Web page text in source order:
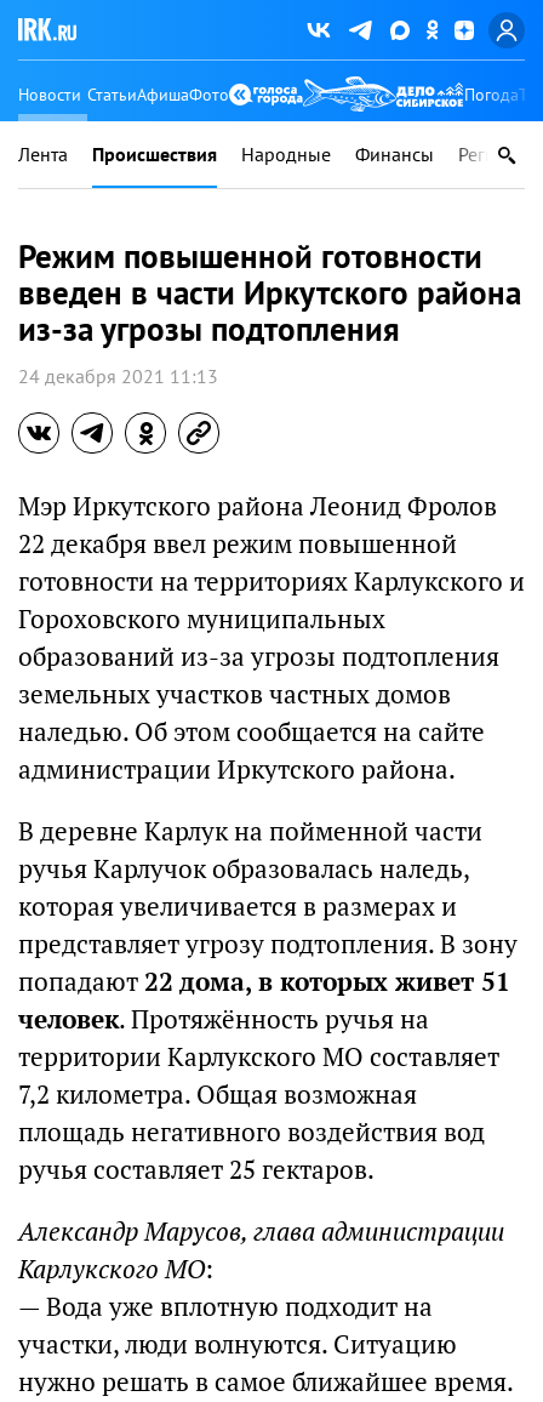
Новости СтатьиАфишаФото Погода
Лента Происшествия Народные Финансы Регионы
Режим повышенной готовности
введен в части Иркутского района
из-за угрозы подтопления
24 декабря 2021 11:13
Мэр Иркутского района Леонид Фролов
22 декабря ввел режим повышенной
готовности на территориях Карлукского и
Гороховского муниципальных
образований из-за угрозы подтопления
земельных участков частных домов
наледью. Об этом сообщается на сайте
администрации Иркутского района.
В деревне Карлук на пойменной части
ручья Карлучок образовалась наледь,
которая увеличивается в размерах и
представляет угрозу подтопления. В зону
попадают22 дома, в которых живет 51
человек. Протяжённость ручья на
территории Карлукского МО составляет
7,2 километра. Общая возможная
площадь негативного воздействия вод
ручья составляет 25 гектаров.
Александр Марусов, глава администрации
Карлукского МО:
— Вода уже вплотную подходит на
участки, люди волнуются. Ситуацию
нужно решать в самое ближайшее время.